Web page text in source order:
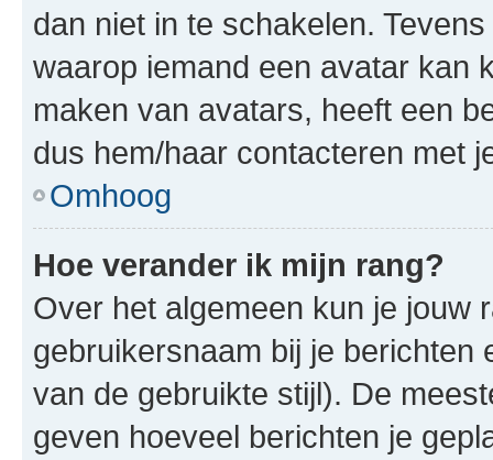
dan niet in te schakelen.
waarop iemand een avatar kan
maken van avatars, heeft een
dus hem/haar contacteren met
Omhoog
Hoe verander ik mijn rang?
Over het algemeen kun je jouw
gebruikersnaam bij je berichten
van de gebruikte stijl). De
geven hoeveel berichten je